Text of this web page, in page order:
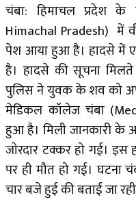
चंबा: हिमाचल प्रदेश के
Himachal Pradesh) में
पेश आया हुआ है। हादसे में
है। हादसे की सूचना
पुलिस ने युवक के शव को
मेडिकल कॉलेज चंबा
हुआ है। मिली जानकारी के
जाेरदार टक्कर हो गई।
पर ही मौत हो गई। घटना
चार बजे हुई की बताई जा